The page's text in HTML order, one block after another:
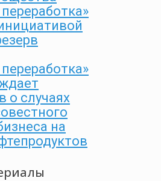
о случаях
на